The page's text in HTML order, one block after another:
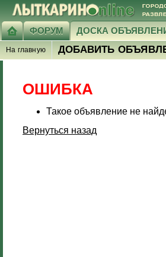
ФОРУМ ДОСКА
На главную ДОБАВИТЬ
ОШИБКА
Такое объявление не
Вернуться назад